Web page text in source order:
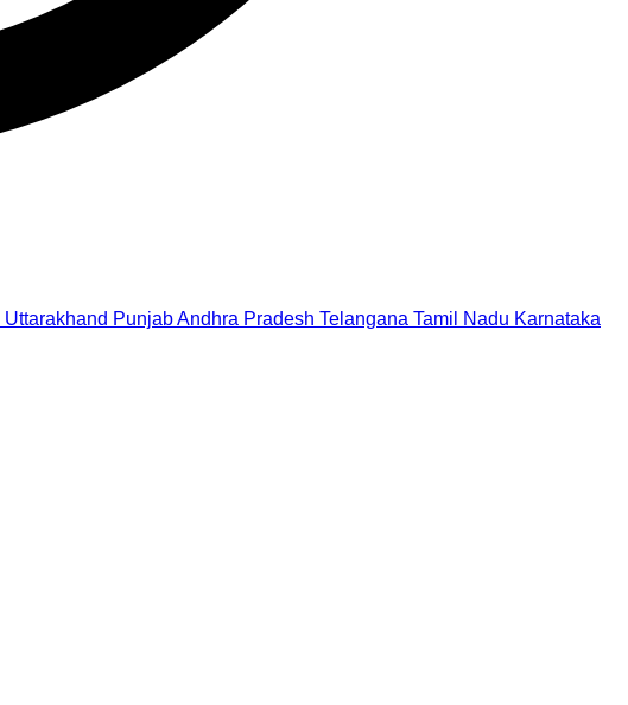
Uttarakhand PunjabAndhra Pradesh Telangana Tamil Nadu Karnataka